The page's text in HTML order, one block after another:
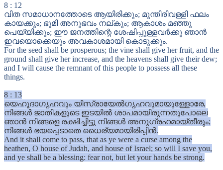
8 : 12
വിത സമാധാനത്തോടെ ആയിരിക്കും; മുന്തിരിവള്ളി ഫലം
കായക്കും; ഭൂമി അനുഭവം നല്കും; ആകാശം മഞ്ഞു
പെയ്യിക്കും; ഈ ജനത്തിന്റെ ശേഷിപ്പുള്ളവർക്കു ഞാൻ
ഇവയൊക്കെയും അവകാശമായി കൊടുക്കും.
For the seed shall be prosperous; the vine shall give her fruit, and the
ground shall give her increase, and the heavens shall give their dew;
and I will cause the remnant of this people to possess all these
things.
8 : 13
യെഹൂദാഗൃഹവും യിസ്രായേൽഗൃഹവുമായുള്ളോരേ,
നിങ്ങൾ ജാതികളുടെ ഇടയിൽ ശാപമായിരുന്നതുപോലെ
ഞാൻ നിങ്ങളെ രക്ഷിച്ചിട്ടു നിങ്ങൾ അനുഗ്രഹമായ്തീരും;
നിങ്ങൾ ഭയപ്പെടാതെ ധൈര്യമായിരിപ്പിൻ.
And it shall come to pass, that as ye were a curse among the
heathen, O house of Judah, and house of Israel; so will I save you,
and ye shall be a blessing: fear not, but let your hands be strong.